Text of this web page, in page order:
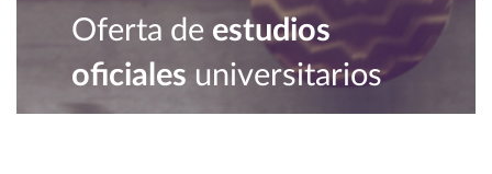
Oferta de estudios
oficiales universitarios